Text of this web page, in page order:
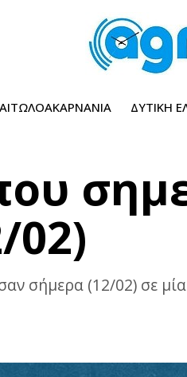
ΑΙΤΩΛΟΑΚΑΡΝΑΝΊΑ ΔΥΤΙΚΉ
02)
σαν σήμερα (12/02) σε